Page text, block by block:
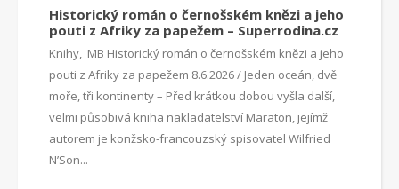
Historický román o černošském knězi a jeho
pouti z Afriky za papežem – Superrodina.cz
Knihy, MB Historický román o černošském knězi a jeho
pouti z Afriky za papežem 8.6.2026 / Jeden oceán, dvě
moře, tři kontinenty – Před krátkou dobou vyšla další,
velmi působivá kniha nakladatelství Maraton, jejímž
autorem je konžsko-francouzský spisovatel Wilfried
N’Son...